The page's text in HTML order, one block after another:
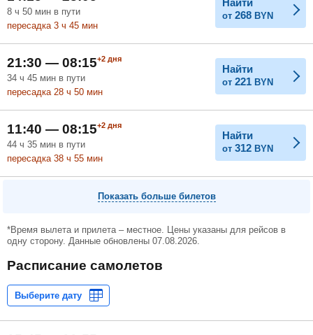
8 ч 50 мин в пути
пересадка 3 ч 45 мин
от 268 BYN
21:30 — 08:15+2 дня
34 ч 45 мин в пути
пересадка 28 ч 50 мин
Найти
от 221 BYN
11:40 — 08:15+2 дня
44 ч 35 мин в пути
пересадка 38 ч 55 мин
Найти
от 312 BYN
Показать больше билетов
*Время вылета и прилета – местное. Цены указаны для рейсов в
одну сторону. Данные обновлены 07.08.2026.
Расписание самолетов